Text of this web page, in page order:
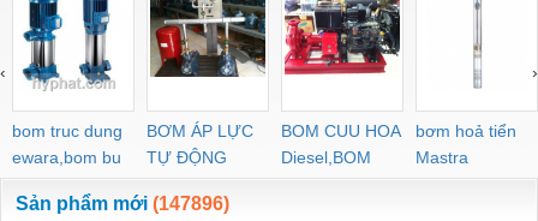
bom truc dung
ewara,bom bu
ewara
BƠM ÁP LỰC
TỰ ĐỘNG
BOM CUU HOA
Diesel,BOM
CHUA CHAY
bơm hoả tiển
Mastra
‹ ›
Sản phẩm mới (147896)